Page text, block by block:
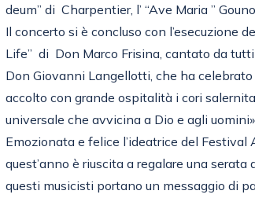
deum” di Charpentier, l’ “Ave Maria ”
Il concerto si è concluso con l’esecuzione
Life” di Don Marco Frisina, cantato da
Don Giovanni Langellotti, che ha
accolto con grande ospitalità i cori
universale che avvicina a Dio e agli uomini».
Emozionata e felice l’ideatrice del Festival
quest’anno è riuscita a regalare una serata
questi musicisti portano un messaggio di